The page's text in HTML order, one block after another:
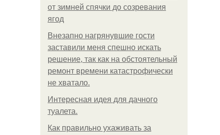
от зимней спячки до созревания
ягод
Внезапно нагрянувшие гости
заставили меня спешно искать
решение, так как на обстоятельный
ремонт времени катастрофически
не хватало.
Интересная идея для дачного
туалета.
Как правильно ухаживать за